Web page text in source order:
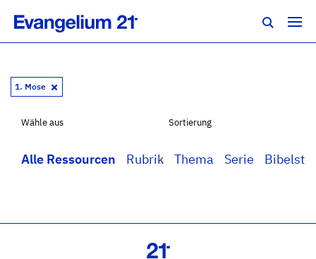
1. Mose
Wähle aus
Alle Ressourcen Rubrik Thema Serie
Sortierung